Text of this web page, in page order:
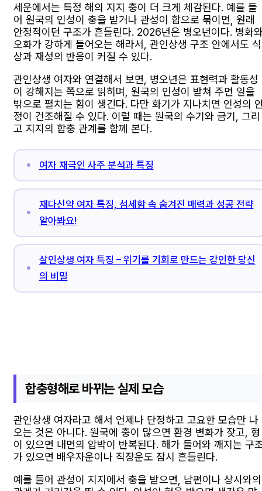
세운에서는 특정 해의 지지 충이 더 크게 체감된다. 예를 들
어 원국의 인성이 충을 받거나 관성이 합으로 묶이면, 원래
안정적이던 구조가 흔들린다. 2026년은 병오년이다. 병화
오화가 강하게 들어오는 해라서, 관인상생 구조 안에서도 식
상과 재성의 반응이 커질 수 있다.
관인상생 여자와 연결해서 보면, 병오년은 표현력과 활동성
이 강해지는 쪽으로 읽히며, 원국의 인성이 받쳐 주면 일을
밖으로 펼치는 힘이 생긴다. 다만 화기가 지나치면 인성의
정이 건조해질 수 있다. 이럴 때는 원국의 수기와 금기, 그리
고 지지의 합충 관계를 함께 본다.
여자 재극인 사주 분석과 특징
재다신약 여자 특징, 섬세함 속 숨겨진 매력과 성공 전략
알아봐요!
살인상생 여자 특징 – 위기를 기회로 만드는 강인한 당신
의 비밀
합충형해로 바뀌는 실제 모습
관인상생 여자라고 해서 언제나 단정하고 고요한 모습만 나
오는 것은 아니다. 원국에 충이 많으면 환경 변화가 잦고, 형
이 있으면 내면의 압박이 반복된다. 해가 들어와 깨지는 구
가 있으면 배우자운이나 직장운도 잠시 흔들린다.
예를 들어 관성이 지지에서 충을 받으면, 남편이나 상사와의